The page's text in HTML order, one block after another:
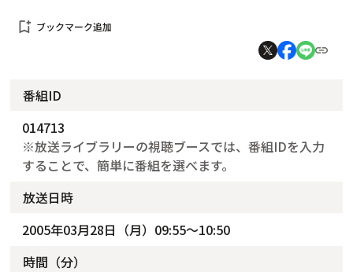
bookmark_add ブックマーク追加
番組ID
014713
※放送ライブラリーの視聴ブースでは、番組IDを入力
することで、簡単に番組を選べます。
放送日時
2005年03月28日（月）09:55～10:50
時間（分）